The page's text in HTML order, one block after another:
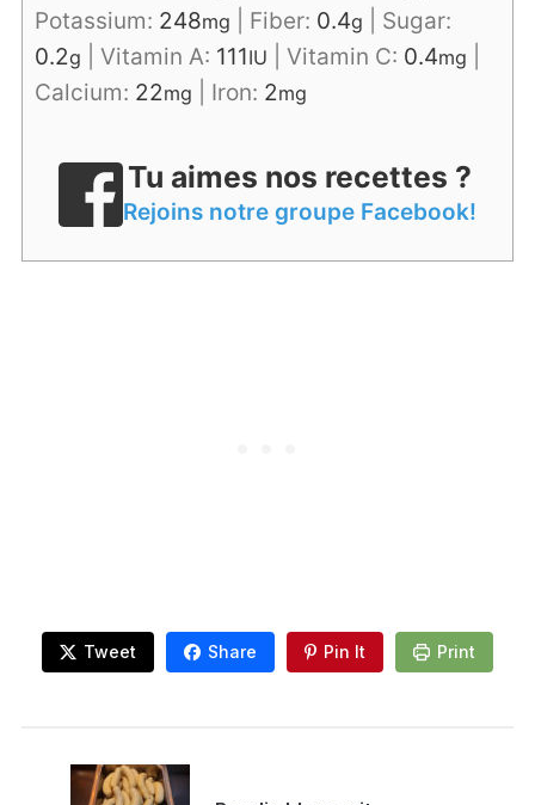
Potassium: 248mg Fiber: 0.4g
Sugar:
0.2g Vitamin A: 111IU Vitamin C: 0.4mg
Calcium: 22mg Iron: 2mg
Tu aimes nos recettes ?
Rejoins notre groupe Facebook!
Tweet Share Pin It Print